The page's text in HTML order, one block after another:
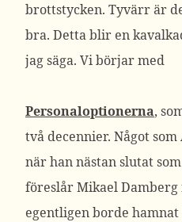
brottstycken. Tyvärr är
bra. Detta blir en
jag säga. Vi börjar med
Personaloptionerna,
två decennier. Något
när han nästan slutat
föreslår Mikael Damberg
egentligen borde